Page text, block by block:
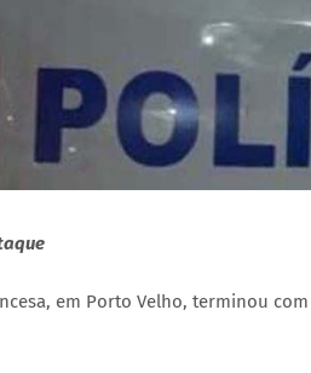
em Porto Velho, terminou com